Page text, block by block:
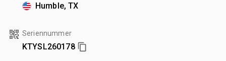
Humble, TX
Seriennummer
KTYSL260178